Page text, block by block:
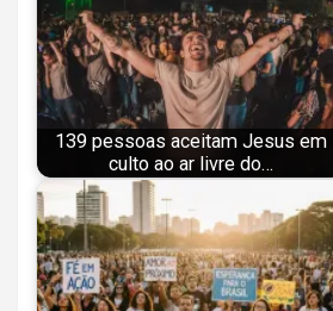
139 pessoas aceitam Jesus em
culto ao ar livre do…